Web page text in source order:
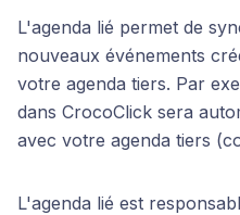
L'agenda lié permet de
nouveaux événements
votre agenda tiers. Par
dans CrocoClick sera
avec votre agenda tiers
L'agenda lié est